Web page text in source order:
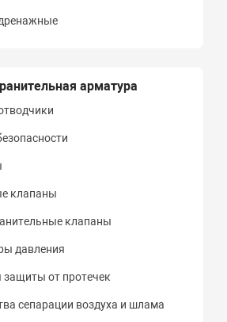
арматура
клапаны
клапаны
давления
от протечек
сепарации воздуха и шлама